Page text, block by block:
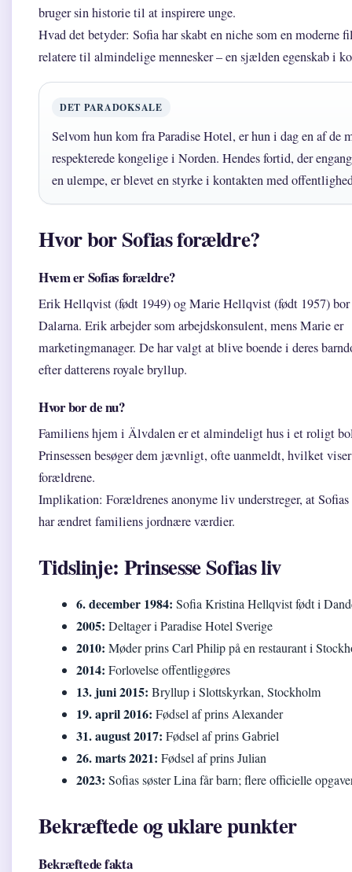
bruger sin historie til at inspirere unge.
Hvad det betyder: Sofia har skabt en niche som en moderne
relatere til almindelige mennesker – en sjælden egenskab i
DET PARADOKSALE
Selvom hun kom fra Paradise Hotel, er hun i dag en af de
respekterede kongelige i Norden. Hendes fortid, der
en ulempe, er blevet en styrke i kontakten med
Hvor bor Sofias forældre?
Hvem er Sofias forældre?
Erik Hellqvist (født 1949) og Marie Hellqvist (født 1957)
Dalarna. Erik arbejder som arbejdskonsulent, mens Marie er
marketingmanager. De har valgt at blive boende i deres
efter datterens royale bryllup.
Hvor bor de nu?
Familiens hjem i Älvdalen er et almindeligt hus i et roligt
Prinsessen besøger dem jævnligt, ofte uanmeldt, hvilket
forældrene.
Implikation: Forældrenes anonyme liv understreger, at
har ændret familiens jordnære værdier.
Tidslinje: Prinsesse Sofias liv
6. december 1984: Sofia Kristina Hellqvist født i
2005: Deltager i Paradise Hotel Sverige
2010: Møder prins Carl Philip på en restaurant i
2014: Forlovelse offentliggøres
13. juni 2015: Bryllup i Slottskyrkan, Stockholm
19. april 2016: Fødsel af prins Alexander
31. august 2017: Fødsel af prins Gabriel
26. marts 2021: Fødsel af prins Julian
2023: Sofias søster Lina får barn; flere officielle
Bekræftede og uklare punkter
Bekræftede fakta